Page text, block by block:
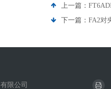
上一篇：
下一篇： FA2对
限公司